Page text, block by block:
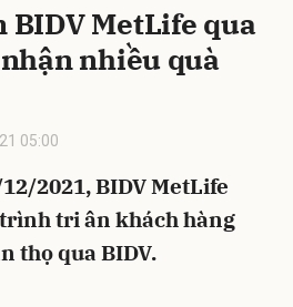
BIDV MetLife qua
nhiều quà
05:00
2021, BIDV MetLife
tri ân khách hàng
thọ qua BIDV.
Hủy